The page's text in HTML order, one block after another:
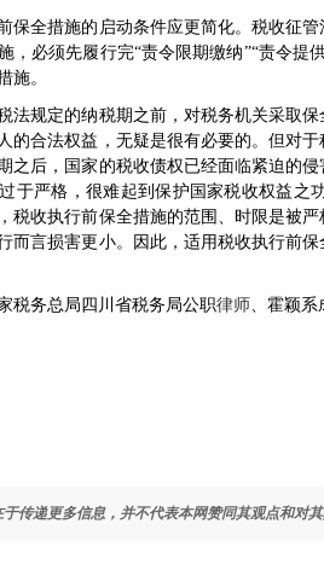
全措施的启动条件应更简化。 税收征管
，必须先履行完“责令限期缴纳”“责令
施。
规定的纳税期之前，对税务机关采取保
的合法权益，无疑是很有必要的。但对
之后，国家的税收债权已经面临紧迫的
于严格，很难起到保护国家税收权益
税收执行前保全措施的范围、时限是被
而言损害更小。因此，适用税收执行前
务总局四川省税务局公职律师、霍颖系
传递更多信息，并不代表本网赞同其观点和对